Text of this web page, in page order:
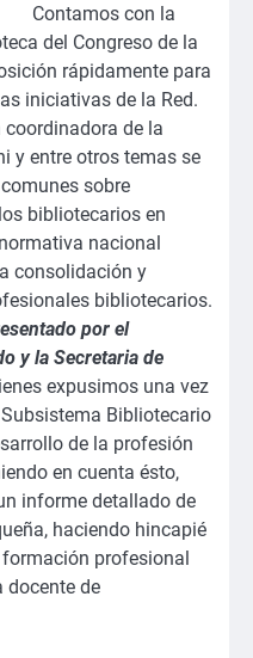
Contamos con la
del Congreso de la
rápidamente para
iniciativas de la Red.
de la
y entre otros temas se
sobre
bibliotecarios en
nacional
consolidación y
bibliotecarios.
por el
y la Secretaria de
expusimos una vez
Bibliotecario
de la profesión
en cuenta ésto,
informe detallado de
haciendo hincapié
profesional
docente de